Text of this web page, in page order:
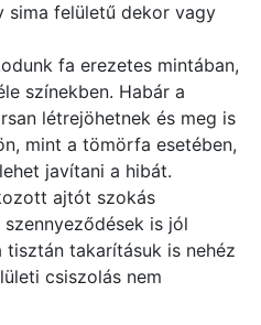
sima felületű dekor vagy
fa erezetes mintában,
színekben. Habár a
létrejöhetnek és meg is
mint a tömörfa esetében,
javítani a hibát.
ajtót szokás
is jól
tisztán takarításuk is nehéz
csiszolás nem